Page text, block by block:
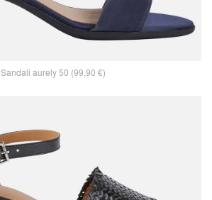
Sandali aurely 50 (99,90 €)